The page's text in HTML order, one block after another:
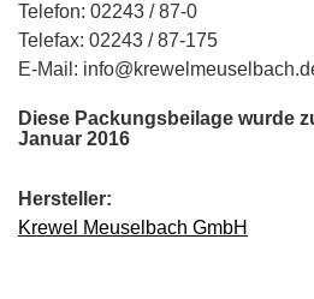
Telefon: 02243 / 87-0
Telefax: 02243 / 87-175
E-Mail:
Diese Packungsbeilage wurde
Januar 2016
Hersteller:
Krewel Meuselbach GmbH